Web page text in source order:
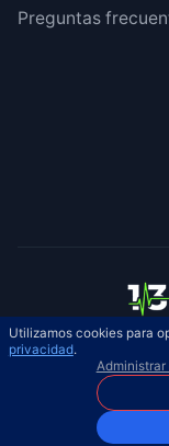
Preguntas
© 2026 13Radar.
derechos.
Utilizamos cookies para
privacidad.
Administrar